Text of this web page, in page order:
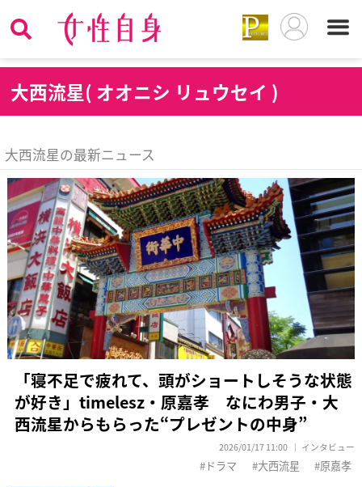
大西流星( オオニシ リュウセイ )
大西流星の最新ニュース
「寝不足で疲れて、頭がショートしそうな状態
が好き」timelesz・原嘉孝 なにわ男子・大
西流星からもらった“プレゼントの中身”
2026/01/17 11:00 インタビュー
ドラマ 大西流星 原嘉孝